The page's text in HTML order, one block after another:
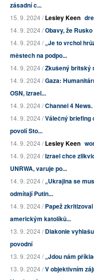
zásadní c...
15. 9. 2024 /Lesley Keen
14. 9. 2024 /Obavy, že
14. 9. 2024 /„Je to vrchol
městech na podpo...
14. 9. 2024 /Zkušený britský
14. 9. 2024 /Gaza:
OSN, izrael...
14. 9. 2024 /Channel 4
14. 9. 2024 /Válečný briefing
povolí Sto...
14. 9. 2024 /Lesley Keen
14. 9. 2024 /Izrael chce
UNRWA, varuje po...
14. 9. 2024 /„Ukrajina se
odmítají Putin...
14. 9. 2024 /Papež
americkým katolíků...
13. 9. 2024 /Diakonie
povodní
13. 9. 2024 /„Jdou nám
13. 9. 2024 /V objektivním